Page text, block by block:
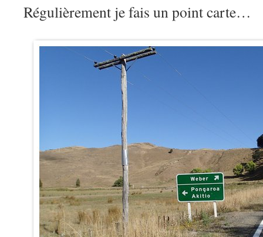
Régulièrement je fais un point carte…